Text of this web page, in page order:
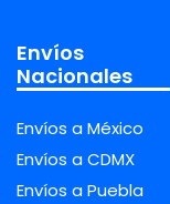
Envíos
Nacionales
Envíos a México
Envíos a CDMX
Envíos a Puebla